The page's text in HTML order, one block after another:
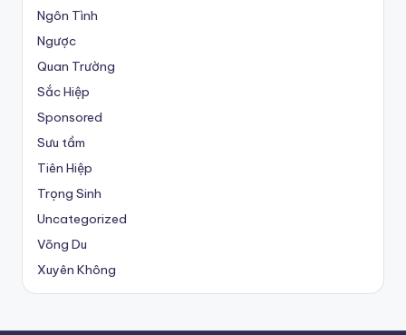
Ngôn Tình
Ngược
Quan Trường
Sắc Hiệp
Sponsored
Sưu tầm
Tiên Hiệp
Trọng Sinh
Uncategorized
Võng Du
Xuyên Không